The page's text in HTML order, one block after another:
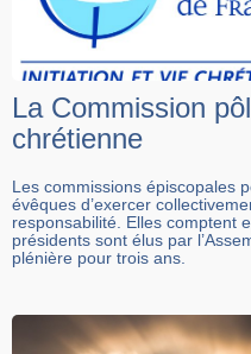
La Commission
chrétienne
Les commissions épiscopales
évêques d’exercer
responsabilité. Elles comptent
présidents sont élus par
plénière pour trois ans.